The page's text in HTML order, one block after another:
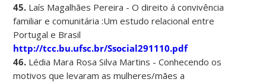
45. Laís Magalhães Pereira - O direito á convivência
familiar e comunitária :Um estudo relacional entre
Portugal e Brasil
http://tcc.bu.ufsc.br/Ssocial291110.pdf
46. Lédia Mara Rosa Silva Martins - Conhecendo os
motivos que levaram as mulheres/mães a